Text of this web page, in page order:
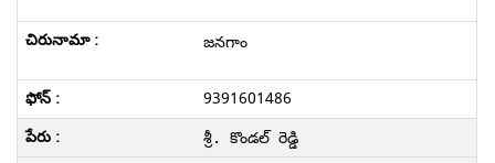
జనగాం
9391601486
శ్రీ. కొండల్ రెడ్డి